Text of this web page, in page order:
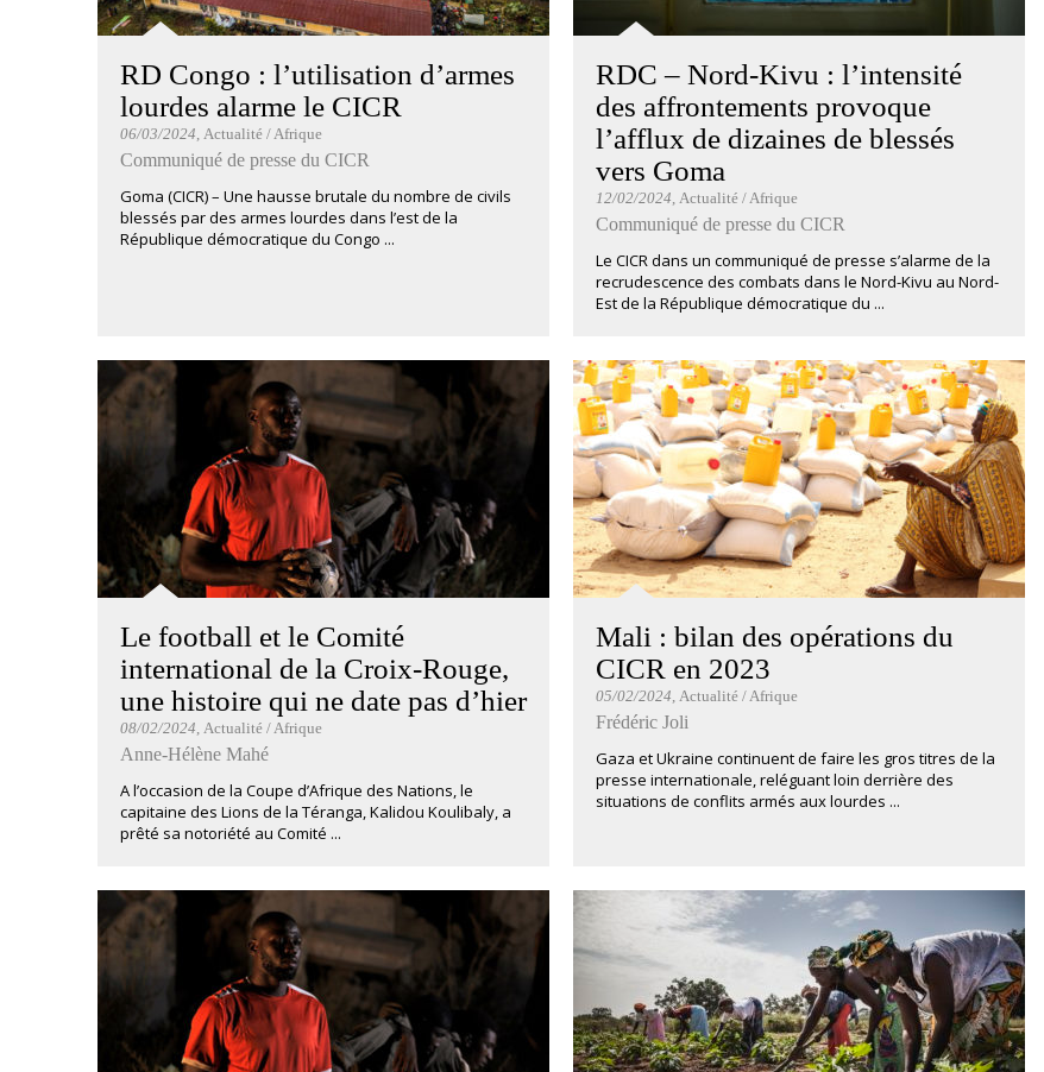
RD Congo : l’utilisation d’armes
lourdes alarme le CICR
06/03/2024, Actualité / Afrique
Communiqué de presse du CICR
Goma (CICR) – Une hausse brutale du nombre de civils
blessés par des armes lourdes dans l’est de la
République démocratique du Congo ...
RDC – Nord-Kivu : l’intensité
des affrontements provoque
l’afflux de dizaines de blessés
vers Goma
12/02/2024, Actualité / Afrique
Communiqué de presse du CICR
Le CICR dans un communiqué de presse s’alarme de la
recrudescence des combats dans le Nord-Kivu au Nord-
Est de la République démocratique du ...
Le football et le Comité
international de la Croix-Rouge,
une histoire qui ne date pas d’hier
08/02/2024, Actualité / Afrique
Anne-Hélène Mahé
A l’occasion de la Coupe d’Afrique des Nations, le
capitaine des Lions de la Téranga, Kalidou Koulibaly, a
prêté sa notoriété au Comité ...
Mali : bilan des opérations du
CICR en 2023
05/02/2024, Actualité / Afrique
Frédéric Joli
Gaza et Ukraine continuent de faire les gros titres de la
presse internationale, reléguant loin derrière des
situations de conflits armés aux lourdes ...